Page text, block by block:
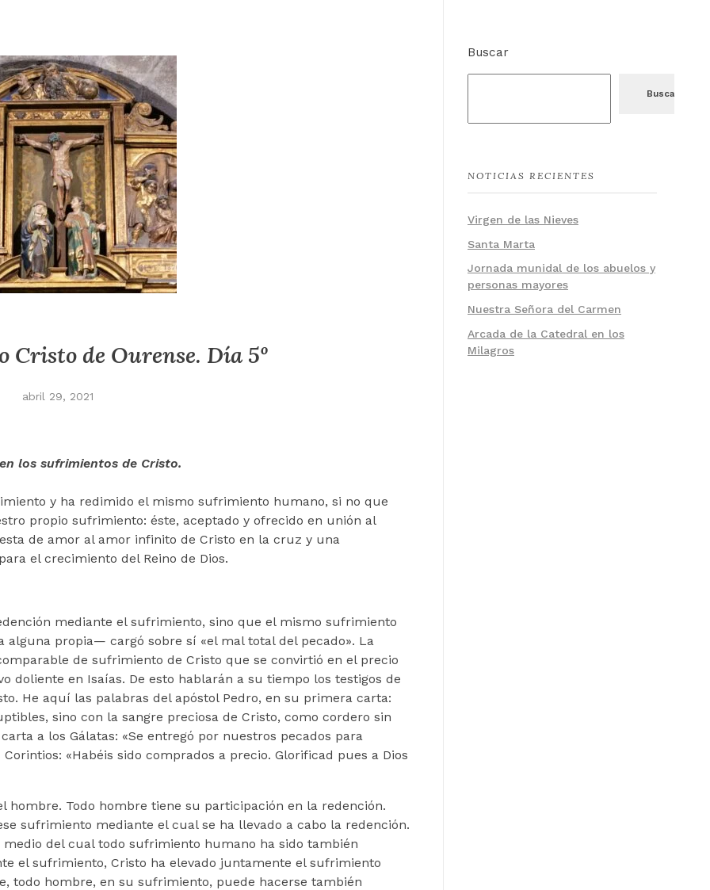
Cristo de Ourense. Día 5º
abril 29, 2021
los sufrimientos de Cristo.
y ha redimido el mismo sufrimiento humano, si no que
propio sufrimiento: éste, aceptado y ofrecido en unión al
de amor al amor infinito de Cristo en la cruz y una
el crecimiento del Reino de Dios.
mediante el sufrimiento, sino que el mismo sufrimiento
propia— cargó sobre sí «el mal total del pecado». La
de sufrimiento de Cristo que se convirtió en el precio
doliente en Isaías. De esto hablarán a su tiempo los testigos de
He aquí las palabras del apóstol Pedro, en su primera carta:
sino con la sangre preciosa de Cristo, como cordero sin
a los Gálatas: «Se entregó por nuestros pecados para
«Habéis sido comprados a precio. Glorificad pues a Dios
hombre. Todo hombre tiene su participación en la redención.
sufrimiento mediante el cual se ha llevado a cabo la redención.
del cual todo sufrimiento humano ha sido también
el sufrimiento, Cristo ha elevado juntamente el sufrimiento
todo hombre, en su sufrimiento, puede hacerse también
Buscar
Buscar
NOTICIAS RECIENTES
Virgen de las Nieves
Santa Marta
Jornada munidal de los abuelos y
personas mayores
Nuestra Señora del Carmen
Arcada de la Catedral en los
Milagros